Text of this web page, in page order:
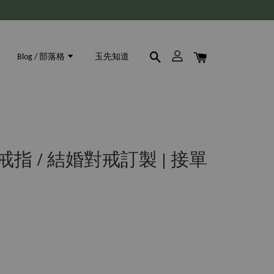
Blog / 部落格 玉先知道
指 / 結婚對戒訂製 | 接單